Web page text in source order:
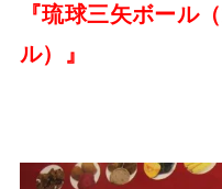
『琉球三矢ボール
ル）』